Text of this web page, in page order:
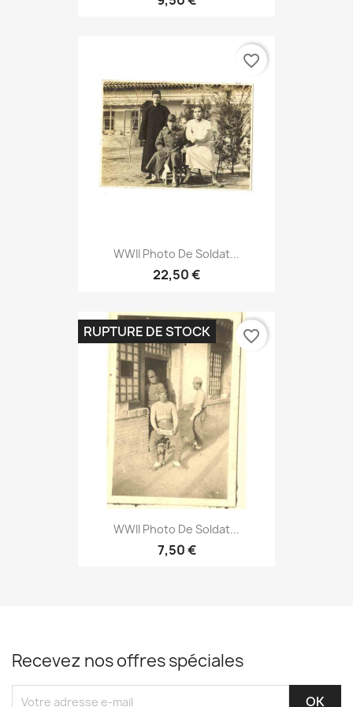
WWII Photo De Soldat...
22,50 €
favorite_border
WWII Photo De Soldat...
7,50 €
RUPTURE DE STOCK favorite_border
Recevez nos offres spéciales